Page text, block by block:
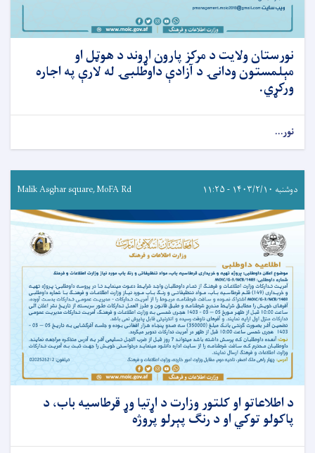
نورستان ولایت د مرکز پارون اړوند د هوټل او
مېلمستون ودانۍ د آزادې داوطلبۍ له لارې په اجاره
ورکړي.
نور...
دوشنبه ۱۴۰۳/۲/۱۰ - ۱۱:۲۵ Malik Asghar square, MoFA Rd
د اطلاعاتو او کلتور وزارت د اړتیا وړ قرطاسیه باب، د
پاکولو توکي او د رنګ پېرلو پروژه